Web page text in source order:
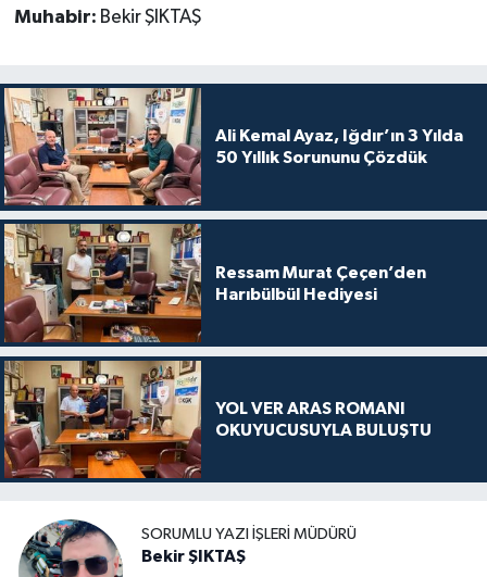
Muhabir: Bekir ŞIKTAŞ
Ali Kemal Ayaz, Iğdır’ın 3 Yılda
50 Yıllık Sorununu Çözdük
Ressam Murat Çeçen’den
Harıbülbül Hediyesi
YOL VER ARAS ROMANI
OKUYUCUSUYLA BULUŞTU
SORUMLU YAZI İŞLERI MÜDÜRÜ
Bekir ŞIKTAŞ